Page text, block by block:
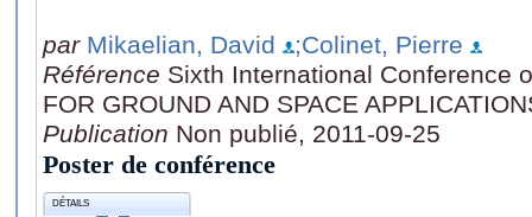
par Mikaelian, David
;Colinet, Pierre
Référence Sixth International Conference
FOR GROUND AND SPACE
Publication Non publié, 2011-09-25
Poster de conférence
DÉTAILS